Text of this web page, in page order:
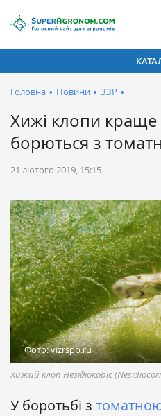
Головна • Новини • ЗЗР •
Хижі клопи краще
борються з
21 лютого 2019, 15:15
Фото: vizrspb.ru
Хижий клоп Незідіокоріс
У боротьбі з